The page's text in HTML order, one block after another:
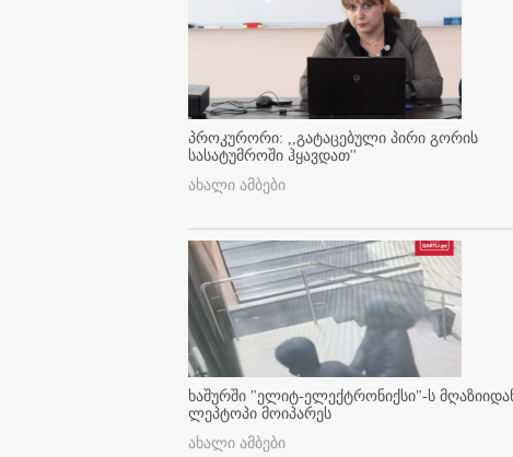
პროკურორი: ,,გატაცებული პირი გორის
სასატუმროში ჰყავდათ''
ახალი ამბები
ხაშურში "ელიტ-ელექტრონიქსი"-ს
ლეპტოპი მოიპარეს
ახალი ამბები